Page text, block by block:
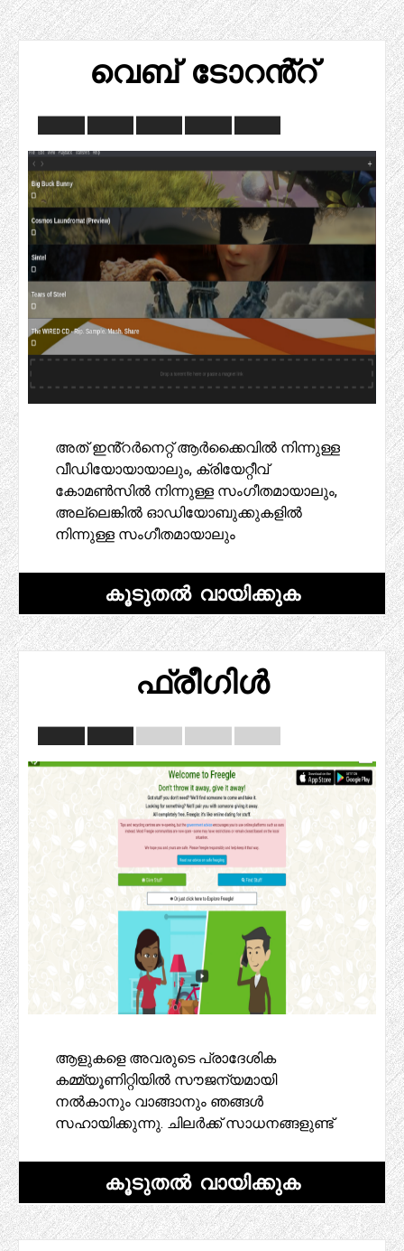
വെബ് ടോറൻ്റ്
അത് ഇൻ്റർനെറ്റ് ആർക്കൈവിൽ നിന്നുള്ള
വീഡിയോയായാലും, ക്രിയേറ്റീവ്
കോമൺസിൽ നിന്നുള്ള സംഗീതമായാലും,
അല്ലെങ്കിൽ ഓഡിയോബുക്കുകളിൽ
നിന്നുള്ള സംഗീതമായാലും
കൂടുതൽ വായിക്കുക
ഫ്രീഗിൾ
ആളുകളെ അവരുടെ പ്രാദേശിക
കമ്മ്യൂണിറ്റിയിൽ സൗജന്യമായി
നൽകാനും വാങ്ങാനും ഞങ്ങൾ
സഹായിക്കുന്നു. ചിലർക്ക് സാധനങ്ങളുണ്ട്
കൂടുതൽ വായിക്കുക